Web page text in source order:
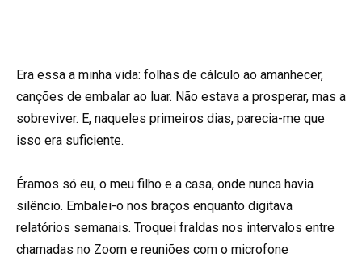
Era essa a minha vida: folhas de cálculo ao amanhecer,
canções de embalar ao luar. Não estava a prosperar, mas a
sobreviver. E, naqueles primeiros dias, parecia-me que
isso era suficiente.
Éramos só eu, o meu filho e a casa, onde nunca havia
silêncio. Embalei-o nos braços enquanto digitava
relatórios semanais. Troquei fraldas nos intervalos entre
chamadas no Zoom e reuniões com o microfone